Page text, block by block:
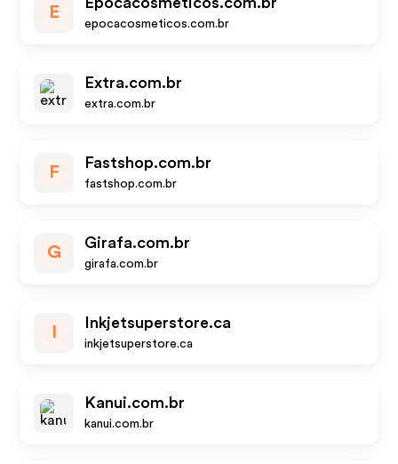
E
epocacosmeticos.com.br
Extra.com.br
extra.com.br
F
Fastshop.com.br
fastshop.com.br
G
Girafa.com.br
girafa.com.br
Inkjetsuperstore.ca
inkjetsuperstore.ca
Kanui.com.br
kanui.com.br